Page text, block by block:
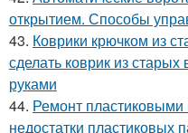
открытием. Способы
43. Коврики крючком из
сделать коврик из
руками
44. Ремонт
недостатки пластиковых